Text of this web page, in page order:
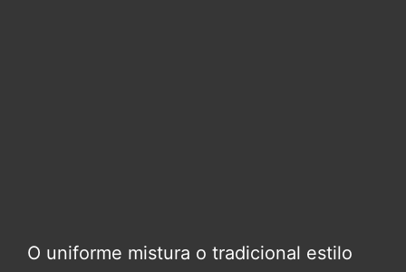
O uniforme mistura o tradicional estilo